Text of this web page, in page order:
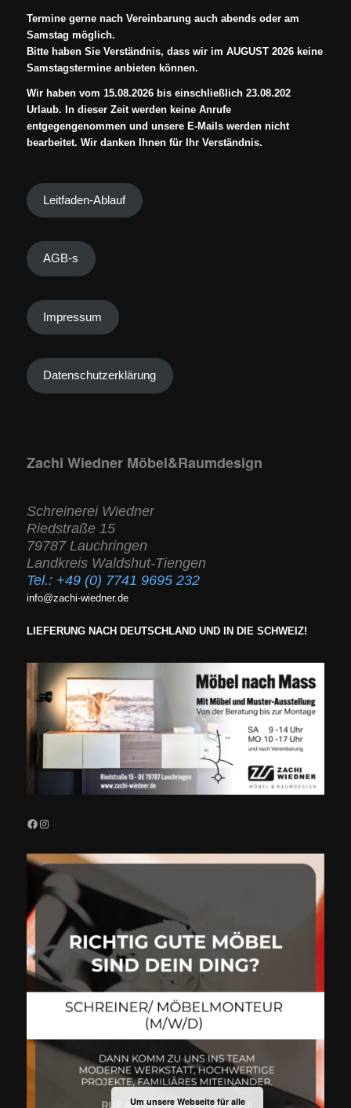
Termine gerne nach Vereinbarung auch abends oder am
Samstag möglich.
Bitte haben Sie Verständnis, dass wir im AUGUST 2026 keine
Samstagstermine anbieten können.
Wir haben vom 15.08.2026 bis einschließlich 23.08.202
Urlaub. In dieser Zeit werden keine Anrufe
entgegengenommen und unsere E-Mails werden nicht
bearbeitet. Wir danken Ihnen für Ihr Verständnis.
Leitfaden-Ablauf
AGB-s
Impressum
Datenschutzerklärung
Zachi Wiedner Möbel&Raumdesign
Schreinerei Wiedner
Riedstraße 15
79787 Lauchringen
Landkreis Waldshut-Tiengen
Tel.: +49 (0) 7741 9695 232
info@zachi-wiedner.de
LIEFERUNG NACH DEUTSCHLAND UND IN DIE SCHWEIZ!
Facebook
Instagram
Um unsere Webseite für alle